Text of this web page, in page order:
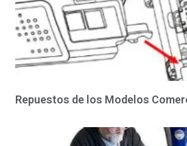
Repuestos de los Modelos